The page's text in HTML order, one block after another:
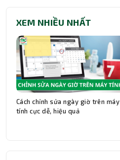
XEM NHIỀU NHẤT
Cách chỉnh sửa ngày giờ trên máy
tính cực dễ, hiệu quả